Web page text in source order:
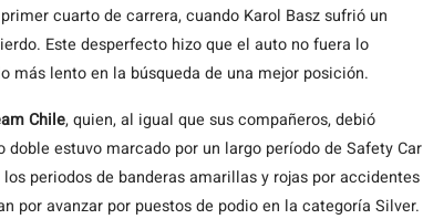
cuarto de carrera, cuando Karol Basz sufrió un
Este desperfecto hizo que el auto no fuera lo
lento en la búsqueda de una mejor posición.
Chile, quien, al igual que sus compañeros, debió
estuvo marcado por un largo período de Safety Car
periodos de banderas amarillas y rojas por accidentes
por avanzar por puestos de podio en la categoría Silver.